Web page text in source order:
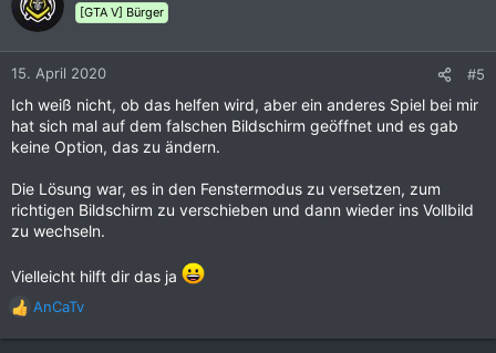
t
n
n
:
[GTA V] Bürger
15. April 2020 #5
Ich weiß nicht, ob das helfen wird, aber ein anderes Spiel bei mir
hat sich mal auf dem falschen Bildschirm geöffnet und es gab
keine Option, das zu ändern.
Die Lösung war, es in den Fenstermodus zu versetzen, zum
richtigen Bildschirm zu verschieben und dann wieder ins Vollbild
zu wechseln.
Vielleicht hilft dir das ja
R
e
AnCaTv